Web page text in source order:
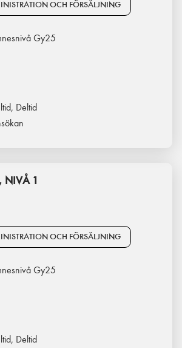
OCH FÖRSÄLJNING
Gy25
Deltid
NIVÅ 1
OCH FÖRSÄLJNING
Gy25
Deltid